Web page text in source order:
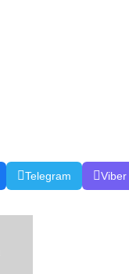
Telegram Viber